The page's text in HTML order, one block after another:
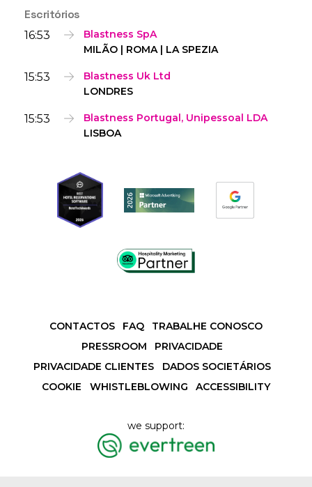
Escritórios
16:53
Blastness SpA
MILÃO | ROMA | LA SPEZIA
15:53
Blastness Uk Ltd
LONDRES
15:53
Blastness Portugal, Unipessoal LDA
LISBOA
CONTACTOS FAQ
TRABALHE CONOSCO
PRESSROOM
PRIVACIDADE
PRIVACIDADE CLIENTES
DADOS SOCIETÁRIOS
COOKIE
WHISTLEBLOWING ACCESSIBILITY
we support: